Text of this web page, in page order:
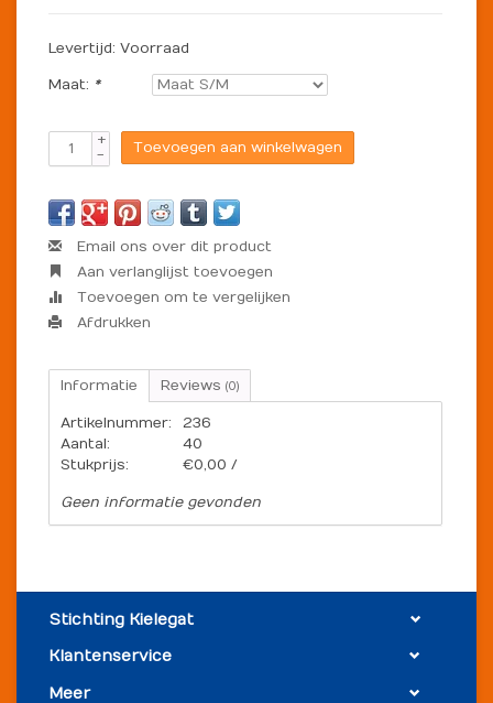
Levertijd: Voorraad
Maat: *
+
-
Toevoegen aan winkelwagen
Email ons over dit product
Aan verlanglijst toevoegen
Toevoegen om te vergelijken
Afdrukken
Informatie Reviews (0)
Artikelnummer:
236
Aantal:
40
Stukprijs:
€0,00 /
Geen informatie gevonden
Stichting Kielegat
Klantenservice
Meer